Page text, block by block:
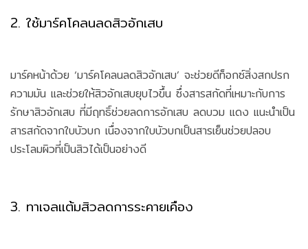
2. ใช้มาร์คโคลนลดสิวอักเสบ
มาร์คหน้าด้วย ‘มาร์คโคลนลดสิวอักเสบ’ จะช่วยดีท็อกซ์สิ่งสกปรก
ความมัน และช่วยให้สิวอักเสบยุบไวขึ้น ซึ่งสารสกัดที่เหมาะกับการ
รักษาสิวอักเสบ ที่มีฤทธิ์ช่วยลดการอักเสบ ลดบวม แดง แนะนำเป็น
สารสกัดจากใบบัวบก เนื่องจากใบบัวบกเป็นสารเย็นช่วยปลอบ
ประโลมผิวที่เป็นสิวได้เป็นอย่างดี
3. ทาเจลแต้มสิวลดการระคายเคือง